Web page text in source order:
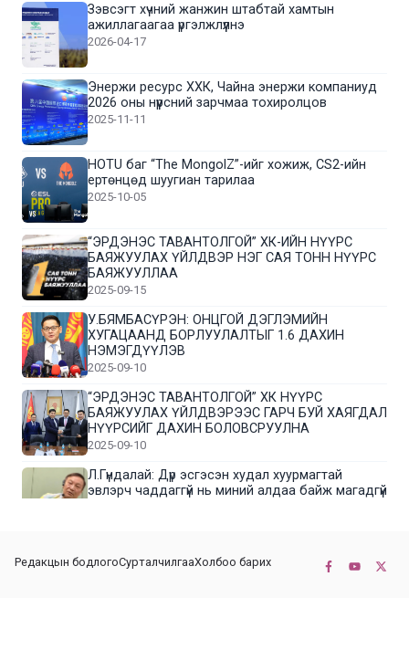
Зэвсэгт хүчний жанжин штабтай хамтын
ажиллагаагаа үргэлжлүүлнэ
2026-04-17
Энержи ресурс ХХК, Чайна энержи компаниуд
2026 оны нүүрсний зарчмаа тохиролцов
2025-11-11
HOTU баг “The MongolZ”-ийг хожиж, CS2-ийн
ертөнцөд шуугиан тарилаа
2025-10-05
“ЭРДЭНЭС ТАВАНТОЛГОЙ” ХК-ИЙН НҮҮРС
БАЯЖУУЛАХ ҮЙЛДВЭР НЭГ САЯ ТОНН НҮҮРС
БАЯЖУУЛЛАА
2025-09-15
У.БЯМБАСҮРЭН: ОНЦГОЙ ДЭГЛЭМИЙН
ХУГАЦААНД БОРЛУУЛАЛТЫГ 1.6 ДАХИН
НЭМЭГДҮҮЛЭВ
2025-09-10
“ЭРДЭНЭС ТАВАНТОЛГОЙ” ХК НҮҮРС
БАЯЖУУЛАХ ҮЙЛДВЭРЭЭС ГАРЧ БУЙ ХАЯГДАЛ
НҮҮРСИЙГ ДАХИН БОЛОВСРУУЛНА
2025-09-10
Л.Гүндалай: Дүр эсгэсэн худал хуурмагтай
эвлэрч чаддаггүй нь миний алдаа байж магадгүй
БАГИЙН ИРГЭДИЙН ТӨЛӨӨЛӨЛ НҮҮРС
Редакцын бодлогоСурталчилгааХолбоо барих